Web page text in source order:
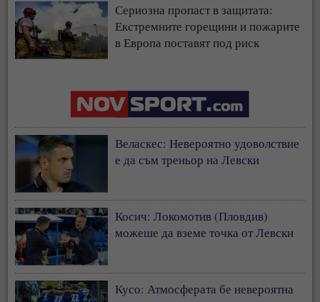
Сериозна пропаст в защитата:
Екстремните горещини и пожарите
в Европа поставят под риск
Веласкес: Невероятно удоволствие
е да съм треньор на Левски
Косич: Локомотив (Пловдив)
можеше да вземе точка от Левски
Кусо: Атмосферата бе невероятна